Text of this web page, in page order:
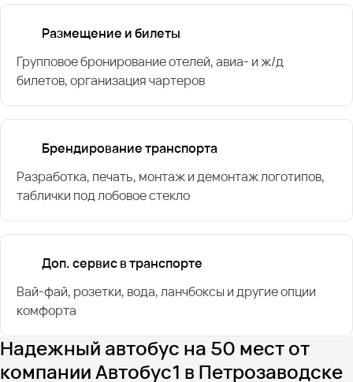
Размещение и билеты
Групповое бронирование отелей, авиа- и ж/д
билетов, организация чартеров
Брендирование транспорта
Разработка, печать, монтаж и демонтаж логотипов,
таблички под лобовое стекло
Доп. сервис в транспорте
Вай-фай, розетки, вода, ланчбоксы и другие опции
комфорта
Надежный автобус на 50 мест от
компании Автобус1 в Петрозаводске